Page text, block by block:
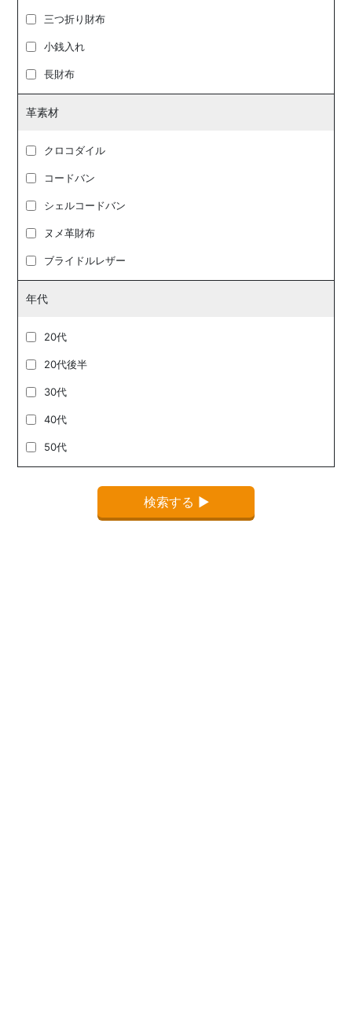
三つ折り財布
小銭入れ
長財布
革素材
クロコダイル
コードバン
シェルコードバン
ヌメ革財布
ブライドルレザー
年代
20代
20代後半
30代
40代
50代